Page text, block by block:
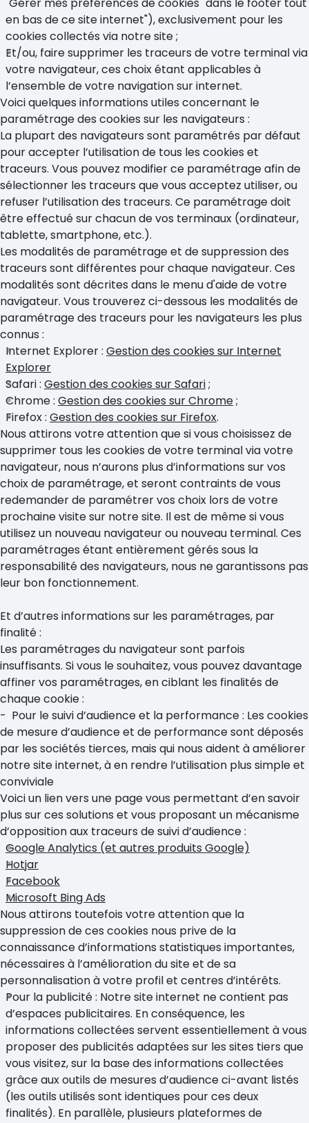
en bas de ce site internet"), exclusivement pour les
cookies collectés via notre site ;
Et/ou, faire supprimer les traceurs de votre terminal via
votre navigateur, ces choix étant applicables à
l’ensemble de votre navigation sur internet.
Voici quelques informations utiles concernant le
paramétrage des cookies sur les navigateurs :
La plupart des navigateurs sont paramétrés par défaut
pour accepter l’utilisation de tous les cookies et
traceurs. Vous pouvez modifier ce paramétrage afin de
sélectionner les traceurs que vous acceptez utiliser, ou
refuser l’utilisation des traceurs. Ce paramétrage doit
être effectué sur chacun de vos terminaux (ordinateur,
tablette, smartphone, etc.).
Les modalités de paramétrage et de suppression des
traceurs sont différentes pour chaque navigateur. Ces
modalités sont décrites dans le menu d'aide de votre
navigateur. Vous trouverez ci-dessous les modalités de
paramétrage des traceurs pour les navigateurs les plus
connus :
Internet Explorer : Gestion des cookies sur Internet
Explorer
Safari : Gestion des cookies sur Safari;
Chrome : Gestion des cookies sur Chrome;
Firefox : Gestion des cookies sur Firefox.
Nous attirons votre attention que si vous choisissez de
supprimer tous les cookies de votre terminal via votre
navigateur, nous n’aurons plus d’informations sur vos
choix de paramétrage, et seront contraints de vous
redemander de paramétrer vos choix lors de votre
prochaine visite sur notre site. Il est de même si vous
utilisez un nouveau navigateur ou nouveau terminal. Ces
paramétrages étant entièrement gérés sous la
responsabilité des navigateurs, nous ne garantissons pas
leur bon fonctionnement.
Et d’autres informations sur les paramétrages, par
finalité :
Les paramétrages du navigateur sont parfois
insuffisants. Si vous le souhaitez, vous pouvez davantage
affiner vos paramétrages, en ciblant les finalités de
chaque cookie :
- Pour le suivi d’audience et la performance : Les cookies
de mesure d’audience et de performance sont déposés
par les sociétés tierces, mais qui nous aident à améliorer
notre site internet, à en rendre l’utilisation plus simple et
conviviale
Voici un lien vers une page vous permettant d’en savoir
plus sur ces solutions et vous proposant un mécanisme
d’opposition aux traceurs de suivi d’audience :
Google Analytics (et autres produits Google)
Hotjar
Facebook
Microsoft Bing Ads
Nous attirons toutefois votre attention que la
suppression de ces cookies nous prive de la
connaissance d’informations statistiques importantes,
nécessaires à l’amélioration du site et de sa
personnalisation à votre profil et centres d’intérêts.
Pour la publicité : Notre site internet ne contient pas
d’espaces publicitaires. En conséquence, les
informations collectées servent essentiellement à vous
proposer des publicités adaptées sur les sites tiers que
vous visitez, sur la base des informations collectées
grâce aux outils de mesures d’audience ci-avant listés
(les outils utilisés sont identiques pour ces deux
finalités). En parallèle, plusieurs plateformes de